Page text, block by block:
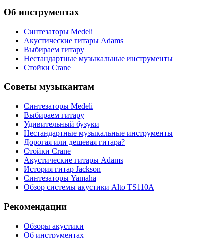
Об инструментах
Синтезаторы Мedeli
Акустические гитары Adams
Выбираем гитару
Нестандартные музыкальные инструменты
Стойки Crane
Советы музыкантам
Синтезаторы Мedeli
Выбираем гитару
Удивительный бузуки
Нестандартные музыкальные инструменты
Дорогая или дешевая гитара?
Стойки Crane
Акустические гитары Adams
История гитар Jackson
Синтезаторы Yamaha
Обзор системы акустики Alto TS110A
Рекомендации
Обзоры акустики
Об инструментах